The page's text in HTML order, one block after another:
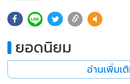
ยอดนิยม
อ่านเพิ่มเ